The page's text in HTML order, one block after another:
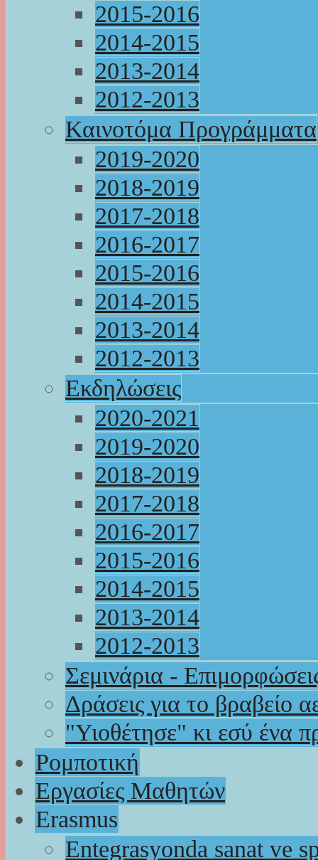
2015-2016
2014-2015
2013-2014
2012-2013
Καινοτόμα Προγράμματα
2019-2020
2018-2019
2017-2018
2016-2017
2015-2016
2014-2015
2013-2014
2012-2013
Εκδηλώσεις
2020-2021
2019-2020
2018-2019
2017-2018
2016-2017
2015-2016
2014-2015
2013-2014
2012-2013
Σεμινάρια -
Δράσεις για το βραβείο
"Υιοθέτησε" κι εσύ ένα
Ρομποτική
Εργασίες Μαθητών
Erasmus
Entegrasyonda sanat ve